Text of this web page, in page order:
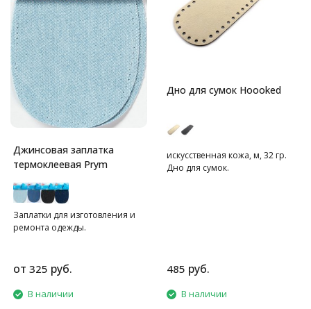
Джинсовая заплатка
термоклеевая Prym
Заплатки для изготовления и
ремонта одежды.
от 325 руб.
В наличии
Дно для сумок Hoooked
искусственная кожа, м, 32 гр.
Дно для сумок.
485 руб.
В наличии